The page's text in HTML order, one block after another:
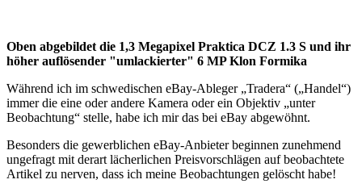
Oben abgebildet die 1,3 Megapixel Praktica DCZ 1.3 S und ihr
höher auflösender "umlackierter" 6 MP Klon Formika
Während ich im schwedischen eBay-Ableger „Tradera“ („Handel“)
immer die eine oder andere Kamera oder ein Objektiv „unter
Beobachtung“ stelle, habe ich mir das bei eBay abgewöhnt.
Besonders die gewerblichen eBay-Anbieter beginnen zunehmend
ungefragt mit derart lächerlichen Preisvorschlägen auf beobachtete
Artikel zu nerven, dass ich meine Beobachtungen gelöscht habe!